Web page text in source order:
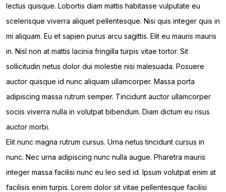
lectus quisque. Lobortis diam mattis habitasse vulputate eu
scelerisque viverra aliquet pellentesque. Nisi quis integer quis in
mi aliquam. Eu et sapien purus arcu sagittis. Elit eu mauris mauris
in. Nisl non at mattis lacinia fringilla turpis vitae tortor. Sit
sollicitudin netus dolor dui molestie nisi malesuada. Posuere
auctor quisque id nunc aliquam ullamcorper. Massa porta
adipiscing massa rutrum semper. Tincidunt auctor ullamcorper
sociis viverra nulla in volutpat bibendum. Diam dictum eu risus
auctor morbi.
Elit nunc magna rutrum cursus. Urna netus tincidunt cursus in
nunc. Nec urna adipiscing nunc nulla augue. Pharetra mauris
integer massa facilisi nunc eu leo sed id. Ipsum volutpat enim at
facilisis enim turpis. Lorem dolor sit vitae pellentesque facilisi